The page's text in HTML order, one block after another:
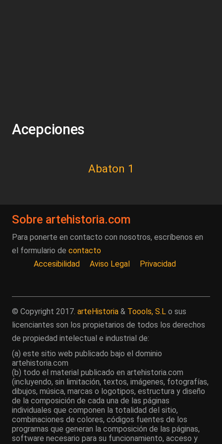
Acepciones
Abaton 1
Sobre artehistoria.com
Para ponerte en contacto con nosotros, escríbenos en
el formulario de contacto
Accesibilidad
Aviso Legal Privacidad
© Copyright 2017. arteHistoria & Toools, S.L o sus
licenciantes son los propietarios de todos los derechos
de propiedad intelectual e industrial de:
(a) este sitio web publicado bajo el dominio
artehistoria.com
(b) todo el material publicado en artehistoria.com
(incluyendo, sin limitación, textos, imágenes, fotografías,
dibujos, música, marcas o logotipos, estructura y diseño
de la composición de cada una de las páginas
individuales que componen la totalidad del sitio,
combinaciones de colores, códigos fuentes de los
programas que generan la composición de las páginas,
software necesario para su funcionamiento, acceso y